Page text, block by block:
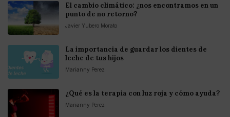
El cambio climático: ¿nos encontramos en un
punto de no retorno?
Javier Yubero Morato
La importancia de guardar los dientes de
leche de tus hijos
Marianny Perez
¿Qué es la terapia con luz roja y cómo ayuda?
Marianny Perez